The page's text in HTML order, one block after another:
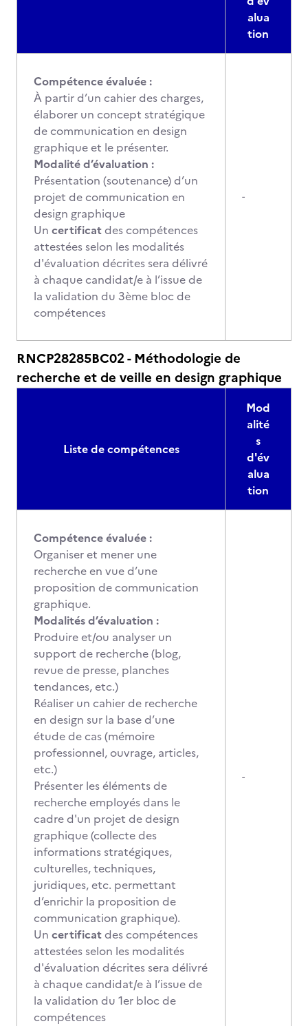
alua
tion
Compétence évaluée :
À partir d’un cahier des charges,
élaborer un concept stratégique
de communication en design
graphique et le présenter.
Modalité d’évaluation :
Présentation (soutenance) d’un
projet de communication en
design graphique
Un certificatdes compétences
attestées selon les modalités
d'évaluation décrites sera délivré
à chaque candidat/e à l’issue de
la validation du 3ème bloc de
compétences
-
RNCP28285BC02 - Méthodologie de
recherche et de veille en design graphique
Liste de compétences
Mod
alité
s
d'év
alua
tion
Compétence évaluée :
Organiser et mener une
recherche en vue d’une
proposition de communication
graphique.
Modalités d’évaluation :
Produire et/ou analyser un
support de recherche (blog,
revue de presse, planches
tendances, etc.)
Réaliser un cahier de recherche
en design sur la base d’une
étude de cas (mémoire
professionnel, ouvrage, articles,
etc.)
Présenter les éléments de
recherche employés dans le
cadre d'un projet de design
graphique (collecte des
informations stratégiques,
culturelles, techniques,
juridiques, etc. permettant
d’enrichir la proposition de
communication graphique).
Un certificatdes compétences
attestées selon les modalités
d'évaluation décrites sera délivré
à chaque candidat/e à l’issue de
la validation du 1er bloc de
compétences
-